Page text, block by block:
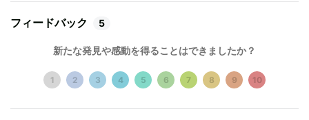
フィードバック 5
新たな発見や感動を得ることはできましたか？
1 2 3 4 5 6 7 8 9 10